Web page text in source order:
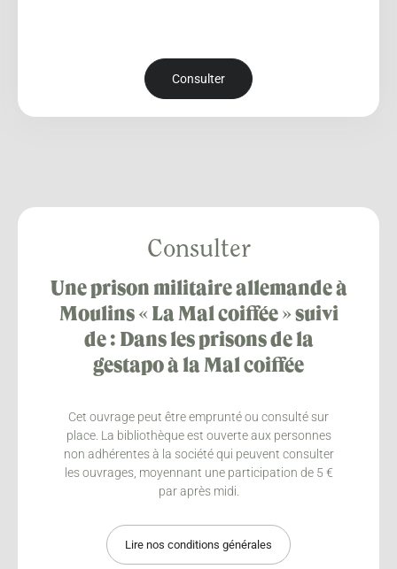
Consulter
Consulter
Une prison militaire allemande à
Moulins « La Mal coiffée » suivi
de : Dans les prisons de la
gestapo à la Mal coiffée
Cet ouvrage peut être emprunté ou consulté sur
place. La bibliothèque est ouverte aux personnes
non adhérentes à la société qui peuvent consulter
les ouvrages, moyennant une participation de 5 €
par après midi.
Lire nos conditions générales